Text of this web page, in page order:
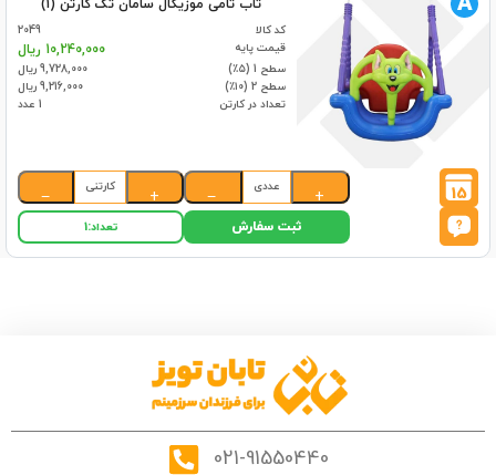
تاب تامی موزیکال سامان تک کارتن (1)
کد کالا
2049
قیمت پایه
10,240,000 ریال
سطح 1 (۵٪)
9,728,000 ریال
سطح 2 (۱۰٪)
9,216,000 ریال
تعداد در کارتن
1 عدد
15
+
عددی
−
+
کارتنی
−
ثبت سفارش تعداد:1
021-91550440